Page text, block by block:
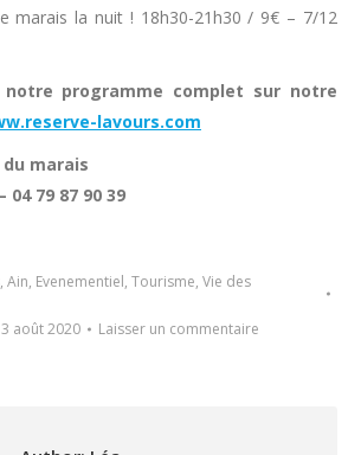
marais la nuit ! 18h30-21h30 / 9€ – 7/12
notre programme complet sur notre
lavours.com
marais
04 79 87 90 39
, Ain, Evenementiel, Tourisme, Vie des
3 août 2020 Laisser un commentaire